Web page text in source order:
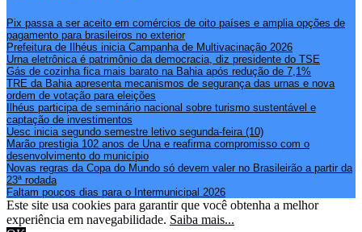
Pix passa a ser aceito em comércios de oito países e amplia opções de
pagamento para brasileiros no exterior
Prefeitura de Ilhéus inicia Campanha de Multivacinação 2026
Urna eletrônica é patrimônio da democracia, diz presidente do TSE
Gás de cozinha fica mais barato na Bahia após redução de 7,1%
TRE da Bahia apresenta mecanismos de segurança das urnas e nova
ordem de votação para eleições
Ilhéus participa de seminário nacional sobre turismo sustentável e
captação de investimentos
Uesc inicia segundo semestre letivo segunda-feira (10)
Marão prestigia 102 anos de Una e reafirma compromisso com o
desenvolvimento do município
Novas regras da Copa do Mundo só devem valer no Brasileirão a partir da
23ª rodada
Faltam poucos dias para o Intermunicipal 2026
Este site usa cookies para garantir que você obtenha a melhor
experiência em navegabilidade. Saiba mais...